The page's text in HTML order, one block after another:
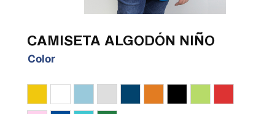
CAMISETA ALGODÓN NIÑO
Color
AmarilloBlancoCelesteGris Vigoré
MarinoNaranjaNegroPistacho
Rojo